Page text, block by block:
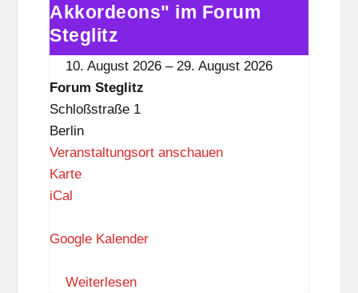
e
g
l
i
t
z
„600
Akkordeons"
im
Forum
Steglitz
Akkordeons" im Forum
Steglitz
10. August 2026 – 29. August 2026
Forum Steglitz
Schloßstraße 1
Berlin
Veranstaltungsort anschauen
KarteF
u
S
iCal
Google Kalender
Weiterlesen